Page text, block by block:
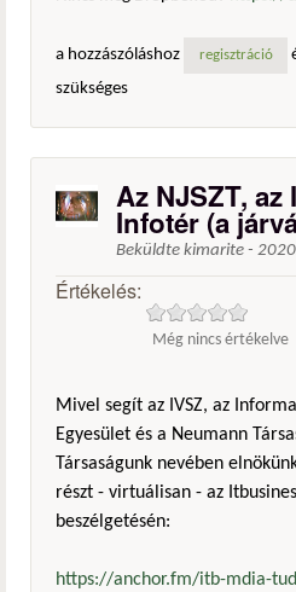
a hozzászóláshoz
regisztráció
szükséges
Az NJSZT, az
Infotér (a
Beküldte kimarite -
Értékelés:
Még nincs értékelve
Mivel segít az IVSZ, az
Egyesület és a Neumann
Társaságunk nevében
részt - virtuálisan - az
beszélgetésén:
https://anchor.fm/itb-mdia-